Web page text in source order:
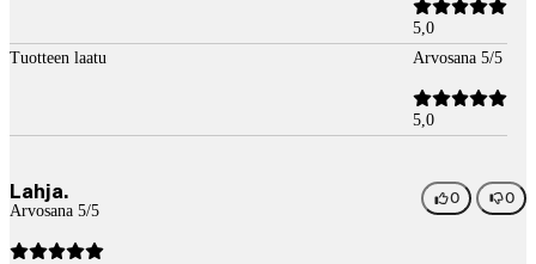
5,0
Tuotteen laatu
Arvosana 5/5
5,0
Lahja.
Arvosana 5/5
0 0